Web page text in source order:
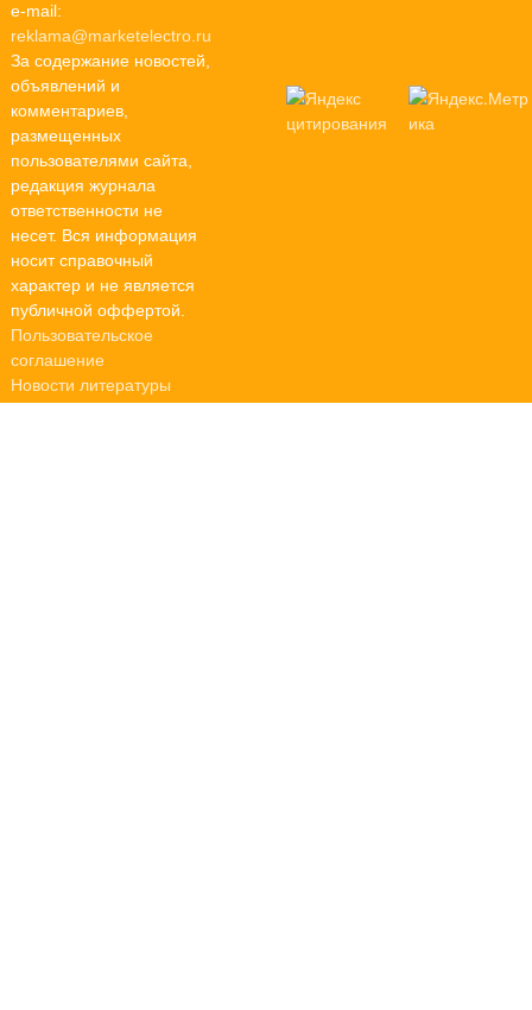
e-mail:
reklama@marketelectro.ru
За содержание новостей,
объявлений и
комментариев,
размещенных
пользователями сайта,
редакция журнала
ответственности не
несет. Вся информация
носит справочный
характер и не является
публичной оффертой.
Пользовательское
соглашение
Новости литературы